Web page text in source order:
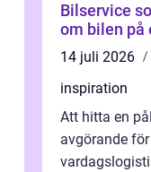
Bilservice
om bilen på
14 juli 2026
inspiration
Att hitta en
avgörande